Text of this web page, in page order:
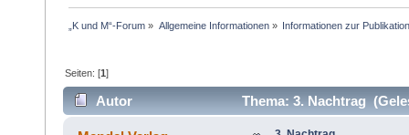
„K und M“-Forum » Allgemeine Informationen» Informationen zur Publikation
Seiten: [1]
Autor Thema: 3. Nachtrag